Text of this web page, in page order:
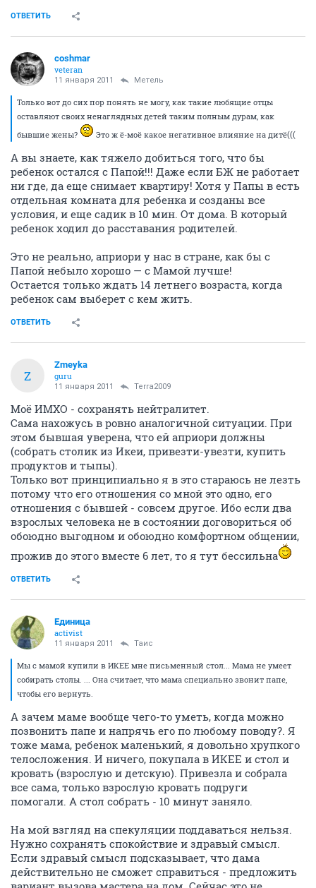
ОТВЕТИТЬ
coshmar
veteran
11 января 2011 Метель
Только вот до сих пор понять не могу, как такие любящие отцы
оставляют своих ненаглядных детей таким полным дурам, как
бывшие жены?
Это ж ё-моё какое негативное влияние на дитё(((
А вы знаете, как тяжело добиться того, что бы
ребенок остался с Папой!!! Даже если БЖ не работает
ни где, да еще снимает квартиру! Хотя у Папы в есть
отдельная комната для ребенка и созданы все
условия, и еще садик в 10 мин. От дома. В который
ребенок ходил до расставания родителей.
Это не реально, априори у нас в стране, как бы с
Папой небыло хорошо — с Мамой лучше!
Остается только ждать 14 летнего возраста, когда
ребенок сам выберет с кем жить.
ОТВЕТИТЬ
Z
Zmeyka
guru
11 января 2011 Terra2009
Моё ИМХО - сохранять нейтралитет.
Сама нахожусь в ровно аналогичной ситуации. При
этом бывшая уверена, что ей априори должны
(собрать столик из Икеи, привезти-увезти, купить
продуктов и тыпы).
Только вот принципиально я в это стараюсь не лезть
потому что его отношения со мной это одно, его
отношения с бывшей - совсем другое. Ибо если два
взрослых человека не в состоянии договориться об
обоюдно выгодном и обоюдно комфортном общении,
прожив до этого вместе 6 лет, то я тут бессильна
ОТВЕТИТЬ
Единица
activist
11 января 2011 Таис
Мы с мамой купили в ИКЕЕ мне письменный стол... Мама не умеет
собирать столы. ... Она считает, что мама специально звонит папе,
чтобы его вернуть.
А зачем маме вообще чего-то уметь, когда можно
позвонить папе и напрячь его по любому поводу?. Я
тоже мама, ребенок маленький, я довольно хрупкого
телосложения. И ничего, покупала в ИКЕЕ и стол и
кровать (взрослую и детскую). Привезла и собрала
все сама, только взрослую кровать подруги
помогали. А стол собрать - 10 минут заняло.
На мой взгляд на спекуляции поддаваться нельзя.
Нужно сохранять спокойствие и здравый смысл.
Если здравый смысл подсказывает, что дама
действительно не сможет справиться - предложить